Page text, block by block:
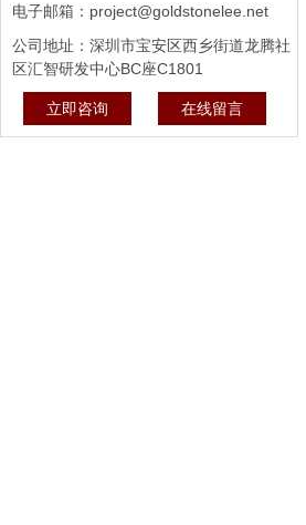
电子邮箱：project@goldstonelee.net
公司地址：深圳市宝安区西乡街道龙腾社
区汇智研发中心BC座C1801
立即咨询 在线留言